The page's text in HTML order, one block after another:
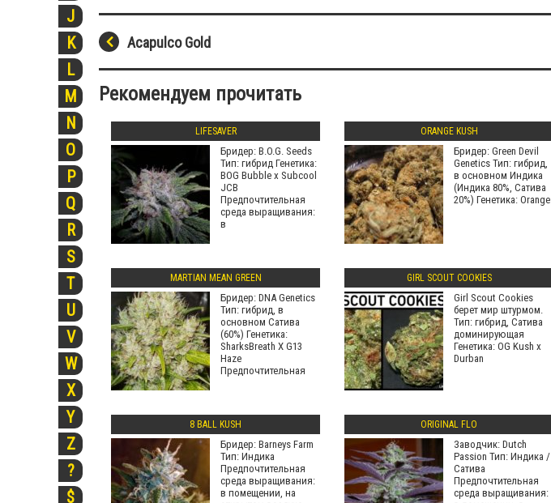
J
K
L
M
N
O
P
Q
R
S
T
U
V
W
X
Y
Z
?
$
Acapulco Gold
Рекомендуем прочитать
LIFESAVER
Бридер: B.O.G. Seeds
Тип: гибрид Генетика:
BOG Bubble x Subcool
JCB
Предпочтительная
среда выращивания:
в
ORANGE KUSH
Бридер: Green Devil
Genetics Тип: гибрид,
в основном Индика
(Индика 80%, Сатива
20%) Генетика: Orange
MARTIAN MEAN GREEN
Бридер: DNA Genetics
Тип: гибрид, в
основном Сатива
(60%) Генетика:
SharksBreath X G13
Haze
Предпочтительная
GIRL SCOUT COOKIES
Girl Scout Cookies
берет мир штурмом.
Тип: гибрид, Сатива
доминирующая
Генетика: OG Kush x
Durban
8 BALL KUSH
Бридер: Barneys Farm
Тип: Индика
Предпочтительная
среда выращивания:
в помещении, на
ORIGINAL FLO
Заводчик: Dutch
Passion Тип: Индика /
Сатива
Предпочтительная
среда выращивания: